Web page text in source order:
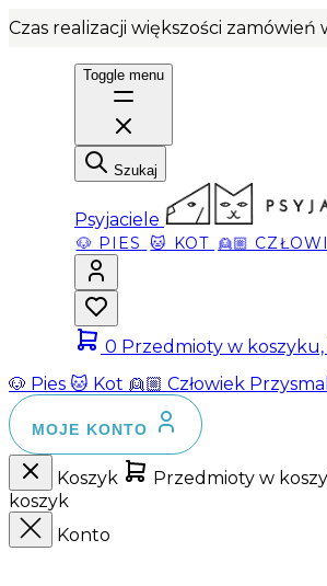
Czas realizacji większości
Toggle menu
Szukaj
Psyjaciele
🐶 PIES 🐱 KOT 👱🏼
0 Przedmioty w
🐶 Pies 🐱 Kot 👱🏼 Człowiek
MOJE KONTO
Koszyk
Przedmioty w
koszyk
Konto